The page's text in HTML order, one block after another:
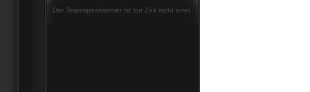
Der Teamspeakserver ist zur Zeit nicht erreichbar!